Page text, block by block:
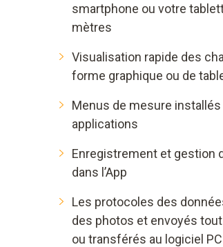
smartphone ou votre
mètres
Visualisation rapide des
forme graphique ou de
Menus de mesure
applications
Enregistrement et gestion
dans l’App
Les protocoles des
des photos et envoyés
ou transférés au logiciel